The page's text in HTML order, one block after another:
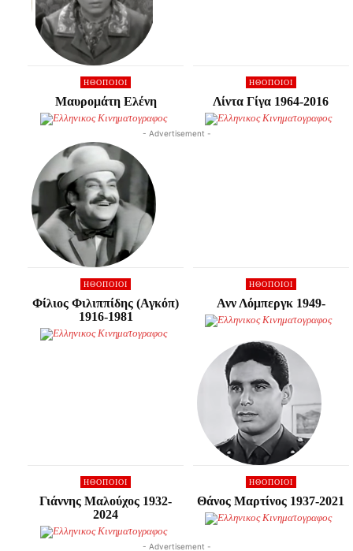
HΘΟΠΟΙΟΊ
Μαυρομάτη Ελένη
HΘΟΠΟΙΟΊ
Λίντα Γίγα 1964-2016
- Advertisement -
HΘΟΠΟΙΟΊ
Φίλιος Φιλιππίδης (Αγκόπ)
1916-1981
HΘΟΠΟΙΟΊ
Ανν Λόμπεργκ 1949-
HΘΟΠΟΙΟΊ
Γιάννης Μαλούχος 1932-
2024
HΘΟΠΟΙΟΊ
Θάνος Μαρτίνος 1937-2021
- Advertisement -